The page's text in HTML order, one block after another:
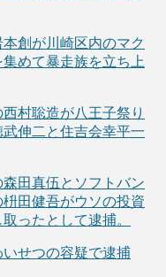
創が川崎区内のマク
めて暴走族を立ち上
村聡造が八王子祭り
伸二と住吉会幸平一
田真伍とソフトバン
田健吾がウソの投資
ったとして逮捕。
せつの容疑で逮捕